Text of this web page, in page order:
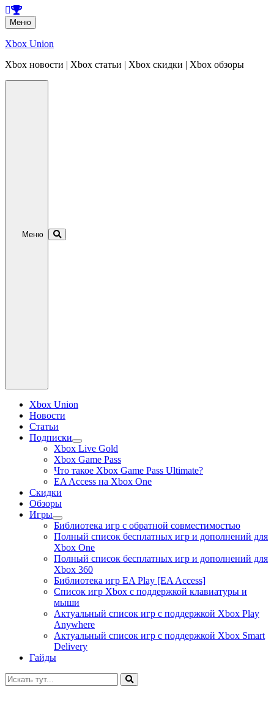
Меню Перейти
к
содержанию
Xbox Union
Xbox новости | Xbox статьи | Xbox скидки | Xbox обзоры
Меню
Xbox Union
Новости
Статьи
Подписки
раскрыть
дочернее
меню
Xbox Live Gold
Xbox Game Pass
Что такое Xbox Game Pass Ultimate?
EA Access на Xbox One
Скидки
Обзоры
Игры
раскрыть
дочернее
меню
Библиотека игр с обратной совместимостью
Полный список бесплатных игр и дополнений для
Xbox One
Полный список бесплатных игр и дополнений для
Xbox 360
Библиотека игр EA Play [EA Access]
Список игр Xbox c поддержкой клавиатуры и
мыши
Актуальный список игр с поддержкой Xbox Play
Anywhere
Актуальный список игр с поддержкой Xbox Smart
Delivery
Гайды
Искать: